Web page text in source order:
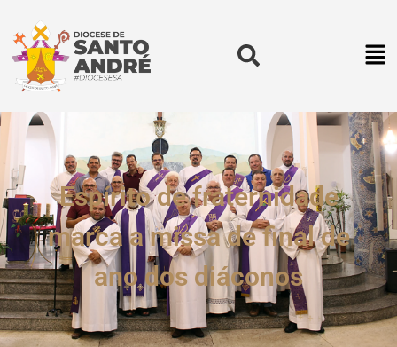
Espírito de fraternidade
marca a missa de final de
ano dos diáconos